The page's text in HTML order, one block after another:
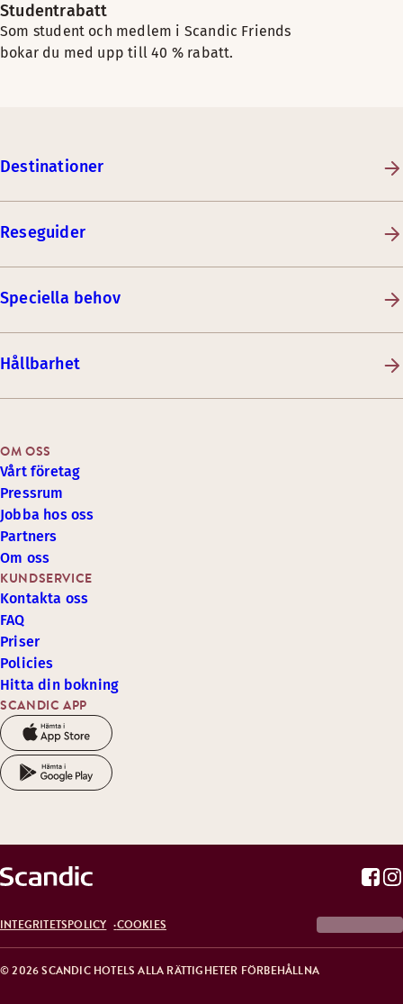
Studentrabatt
Som student och medlem i Scandic Friends
bokar du med upp till 40 % rabatt.
Destinationer
Reseguider
Speciella behov
Hållbarhet
SCANDIC APP
KUNDSERVICE
Kontakta oss
FAQ
Priser
Policies
Hitta din bokning
OM OSS
Vårt företag
Pressrum
Jobba hos oss
Partners
Om oss
© 2026 SCANDIC HOTELS ALLA RÄTTIGHETER FÖRBEHÅLLNA
INTEGRITETSPOLICY COOKIES